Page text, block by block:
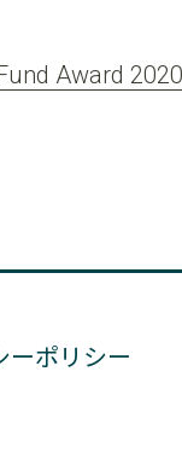
Award
ーポリシー